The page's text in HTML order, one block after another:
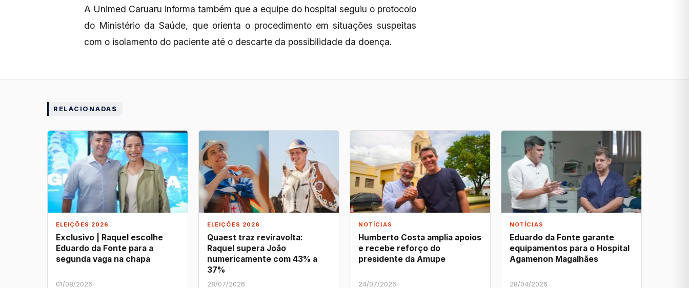
A Unimed Caruaru informa também que a equipe do hospital seguiu o protocolo
do Ministério da Saúde, que orienta o procedimento em situações suspeitas
com o isolamento do paciente até o descarte da possibilidade da doença.
RELACIONADAS
ELEIÇÕES 2026
Exclusivo | Raquel escolhe
Eduardo da Fonte para a
segunda vaga na chapa
01/08/2026
ELEIÇÕES 2026
Quaest traz reviravolta:
Raquel supera João
numericamente com 43% a
37%
28/07/2026
NOTÍCIAS
Humberto Costa amplia apoios
e recebe reforço do
presidente da Amupe
24/07/2026
NOTÍCIAS
Eduardo da Fonte garante
equipamentos para o Hospital
Agamenon Magalhães
28/04/2026